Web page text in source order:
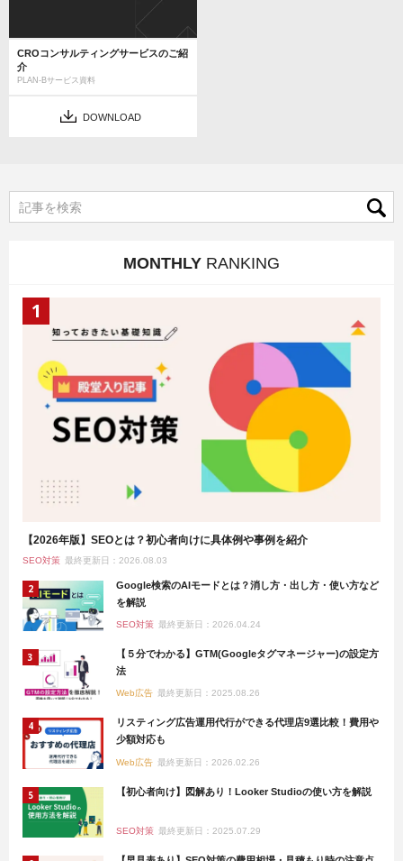
CROコンサルティングサービスのご紹
介
PLAN-Bサービス資料
DOWNLOAD
MONTHLY RANKING
【2026年版】SEOとは？初心者向けに具体例や事例を紹介
SEO対策 最終更新日：2026.08.03
Google検索のAIモードとは？消し方・出し方・使い方など
を解説
SEO対策 最終更新日：2026.04.24
【５分でわかる】GTM(Googleタグマネージャー)の設定方
法
Web広告 最終更新日：2025.08.26
リスティング広告運用代行ができる代理店9選比較！費用や
少額対応も
Web広告 最終更新日：2026.02.26
【初心者向け】図解あり！Looker Studioの使い方を解説
SEO対策 最終更新日：2025.07.29